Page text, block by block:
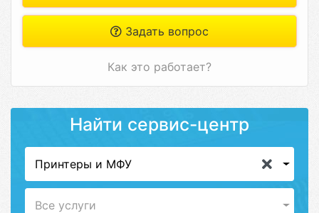
Задать вопрос
Как это работает?
Найти сервис-центр
Принтеры и МФУ
Все услуги